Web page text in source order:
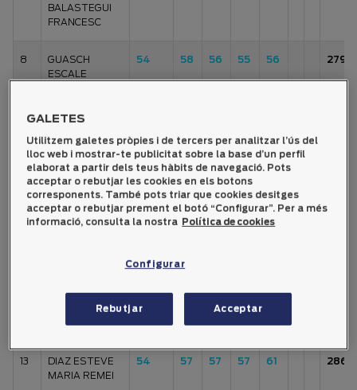
BALASTEGUI
FRANCESC
8
GUASCH
ESCALE
54 58 56 55 56 279
CASTELLANA
CIRCUNS JORDI
10
PEDRO RIBA
MANEL
53 56 56 58
CODINA
56 56 64 57 52
MASES
VILASECA
JOSEP MARIA
52 56 57 57 64
13
DIAZ ESTEVE
MARIA REMEI
54 57 57 57 61 286
GALETES
Utilitzem galetes pròpies i de tercers per analitzar l’ús del
lloc web i mostrar-te publicitat sobre la base d’un perfil
elaborat a partir dels teus hàbits de navegació. Pots
acceptar o rebutjar les cookies en els botons
corresponents. També pots triar que cookies desitges
acceptar o rebutjar prement el botó “Configurar”. Per a més
informació, consulta la nostra Política de cookies
Configurar
Rebutjar Acceptar